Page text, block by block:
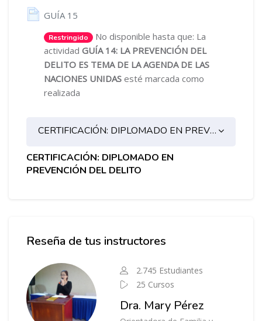
GUÍA 15
Restringido
No disponible hasta que: La
actividad GUÍA 14: LA PREVENCIÓN DEL
DELITO ES TEMA DE LA AGENDA DE LAS
NACIONES UNIDAS esté marcada como
realizada
CERTIFICACIÓN: DIPLOMADO EN PREVENCIÓN DEL DELITO
CERTIFICACIÓN: DIPLOMADO EN
PREVENCIÓN DEL DELITO
Reseña de tus instructores
2.745 Estudiantes
25 Cursos
Dra. Mary Pérez